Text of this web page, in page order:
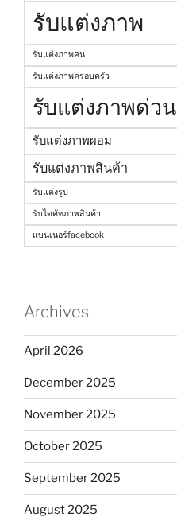
รับแต่งภาพ
รับแต่งภาพคน
รับแต่งภาพครอบครัว
รับแต่งภาพด่วน
รับแต่งภาพผอม
รับแต่งภาพสินค้า
รับแต่งรูป
รับไดคัทภาพสินค้า
แบนเนอร์facebook
Archives
April 2026
December 2025
November 2025
October 2025
September 2025
August 2025